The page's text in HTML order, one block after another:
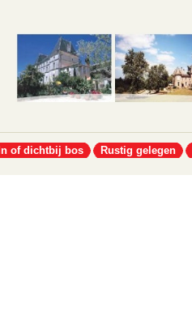
In of dichtbij bos Rustig gelegen